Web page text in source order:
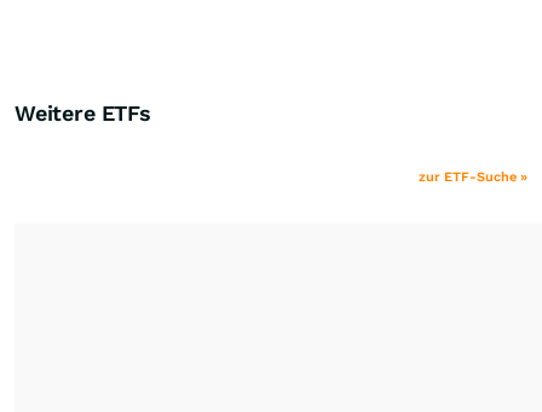
Weitere ETFs
zur ETF-Suche »